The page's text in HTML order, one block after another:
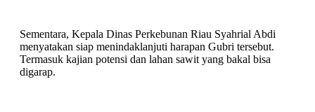
Sementara, Kepala Dinas Perkebunan Riau Syahrial Abdi
menyatakan siap menindaklanjuti harapan Gubri tersebut.
Termasuk kajian potensi dan lahan sawit yang bakal bisa
digarap.